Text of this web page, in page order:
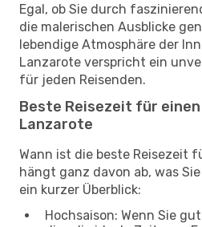
Egal, ob Sie durch
die malerischen Ausblicke
lebendige Atmosphäre der
Lanzarote verspricht ein
für jeden Reisenden.
Beste Reisezeit für einen
Lanzarote
Wann ist die beste Reisezeit
hängt ganz davon ab, was
ein kurzer Überblick:
Hochsaison: Wenn Sie